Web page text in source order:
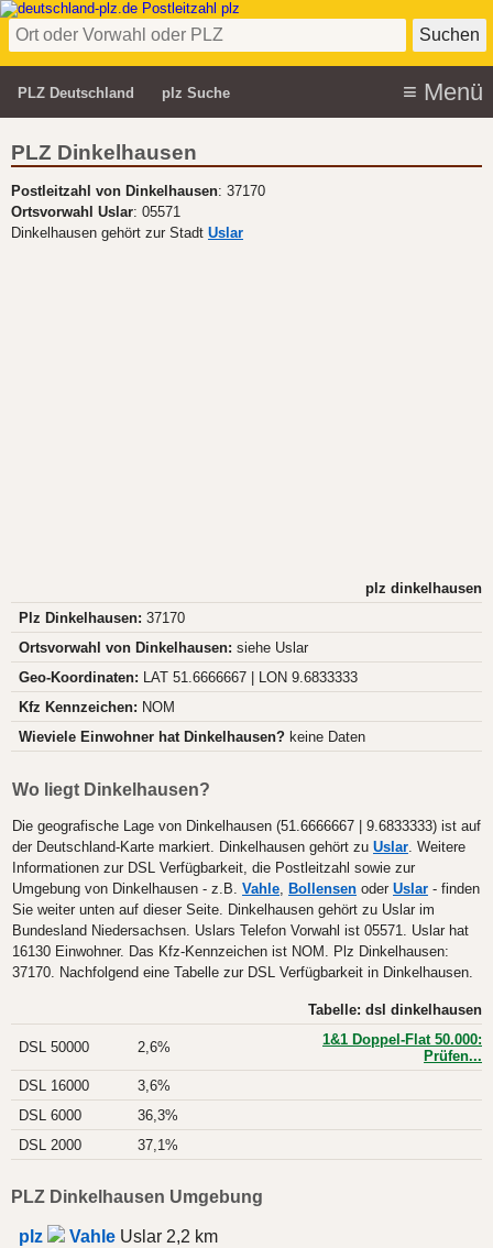
PLZ Deutschland plz Suche
PLZ Dinkelhausen
Postleitzahl von Dinkelhausen: 37170
Ortsvorwahl Uslar: 05571
Dinkelhausen gehört zur Stadt Uslar
plz dinkelhausen
Plz Dinkelhausen: 37170
Ortsvorwahl von Dinkelhausen: siehe Uslar
Geo-Koordinaten: LAT 51.6666667 | LON 9.6833333
Kfz Kennzeichen: NOM
Wieviele Einwohner hat Dinkelhausen? keine Daten
Wo liegt Dinkelhausen?
Die geografische Lage von Dinkelhausen (51.6666667 | 9.6833333) ist auf
der Deutschland-Karte markiert. Dinkelhausen gehört zu Uslar. Weitere
Informationen zur DSL Verfügbarkeit, die Postleitzahl sowie zur
Umgebung von Dinkelhausen - z.B. Vahle, Bollensen oder Uslar - finden
Sie weiter unten auf dieser Seite. Dinkelhausen gehört zu Uslar im
Bundesland Niedersachsen. Uslars Telefon Vorwahl ist 05571. Uslar hat
16130 Einwohner. Das Kfz-Kennzeichen ist NOM. Plz Dinkelhausen:
37170. Nachfolgend eine Tabelle zur DSL Verfügbarkeit in Dinkelhausen.
Tabelle: dsl dinkelhausen
DSL 50000 2,6%
1&1 Doppel-Flat 50.000:
Prüfen...
DSL 16000
3,6%
DSL 6000
36,3%
DSL 2000
37,1%
PLZ Dinkelhausen Umgebung
plz Vahle Uslar 2,2 km